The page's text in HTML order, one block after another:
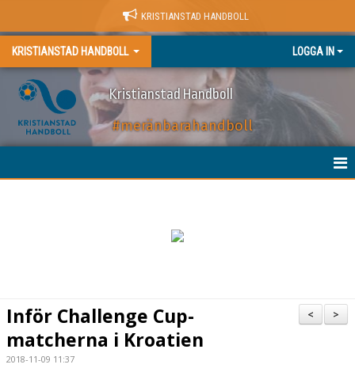
KRISTIANSTAD HANDBOLL
KRISTIANSTAD HANDBOLL LOGGA IN
Kristianstad Handboll
#meränbarahandboll
KALENDER
HANDBOLLSSKOLA
>
<
Inför Challenge Cup-
matcherna i Kroatien
2018-11-09 11:37